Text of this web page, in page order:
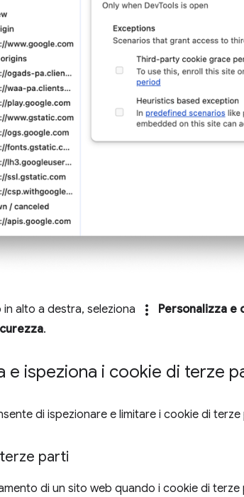
alto a destra, seleziona more_vert Personalizza e
.
e ispeziona i cookie di terze
di ispezionare e limitare i cookie di
parti
di un sito web quando i cookie di terze